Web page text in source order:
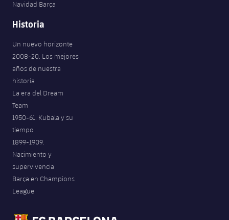
Navidad Barça
Historia
Un nuevo horizonte
2008-20. Los mejores
años de nuestra
historia
La era del Dream
Team
1950-61. Kubala y su
tiempo
1899-1909.
Nacimiento y
supervivencia
Barça en Champions
League